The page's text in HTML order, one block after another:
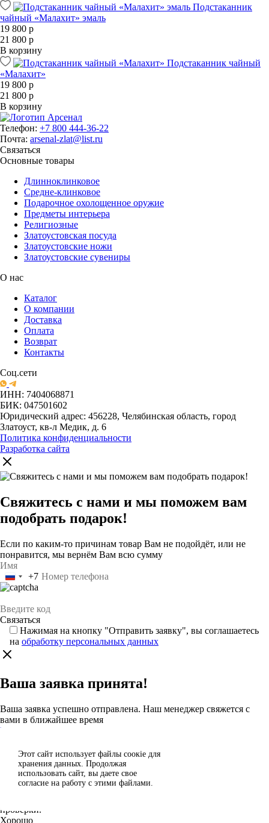
Подстаканник
чайный «Малахит» эмаль
19 800 р
21 800 р
В корзину
Подстаканник чайный
«Малахит»
19 800 р
21 800 р
В корзину
Телефон: +7 800 444-36-22
Почта: arsenal-zlat@list.ru
Связаться
Основные товары
Длинноклинковое
Средне-клинковое
Подарочное охолощенное оружие
Предметы интерьера
Религиозные
Златоустовская посуда
Златоустовские ножи
Златоустовские сувениры
О нас
Каталог
О компании
Доставка
Оплата
Возврат
Контакты
Соц.сети
ИНН: 7404068871
БИК: 047501602
Юридический адрес: 456228, Челябинская область, город
Златоуст, кв-л Медик, д. 6
Политика конфиденциальности
Разработка сайта
Свяжитесь с нами и мы поможем вам
подобрать подарок!
Если по каким-то причинам товар Вам не подойдёт, или не
понравится, мы вернём Вам всю сумму
Россия
+7
+7
Нажимая на кнопку "Отправить заявку", вы соглашаетесь
на обработку персональных данных
Ваша заявка принята!
Ваша заявка успешно отправлена. Наш менеджер свяжется с
вами в ближайшее время
Каталог
Спасибо за отзыв!
проверки.
Хорошо
Этот сайт использует файлы сoокіе для
хранения данных. Продолжая
использовать сайт, вы даете свое
согласие на работу с этими файлами.